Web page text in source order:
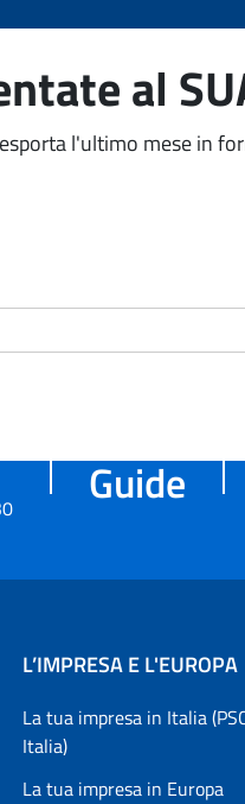
al
l'ultimo mese in
Guide
L’IMPRESA E L'EUROPA
La tua impresa in Italia
Italia)
La tua impresa in Europa